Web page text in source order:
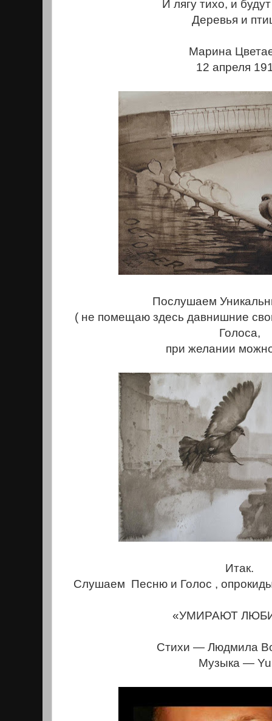
И лягу тихо, и
Деревья и
Марина
12 апреля
Послушаем
( не помещаю здесь давнишние
Голоса,
при желании
Итак.
Слушаем Песню и Голос ,
«УМИРАЮТ
Стихи — Людмила
Музыка —